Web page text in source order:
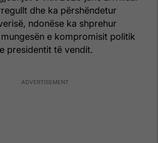
dhe ka përshëndetur
ndonëse ka shprehur
e kompromisit politik
presidentit të vendit.